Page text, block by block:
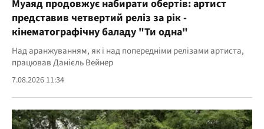
Муаяд продовжує набирати обертів: артист
представив четвертий реліз за рік -
кінематографічну баладу "Ти одна"
Над аранжуванням, як і над попередніми релізами артиста,
працював Данієль Вейнер
7.08.2026 11:34